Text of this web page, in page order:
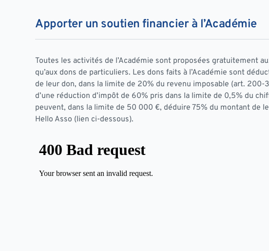
Apporter un soutien financier à l’Académie
Toutes les activités de l’Académie sont proposées gratuitement
qu’aux dons de particuliers. Les dons faits à l’Académie sont
de leur don, dans la limite de 20% du revenu imposable (art.
d’une réduction d’impôt de 60% pris dans la limite de 0,5% du
peuvent, dans la limite de 50 000 €, déduire 75% du montant de
Hello Asso (lien ci-dessous).